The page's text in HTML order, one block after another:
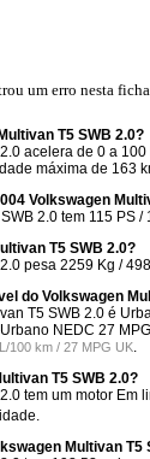
um erro nesta ficha
T5 SWB 2.0?
acelera de 0 a
máxima de 163
Volkswagen
2.0 tem 115 PS /
T5 SWB 2.0?
pesa 2259 Kg /
do Volkswagen
T5 SWB 2.0 é
NEDC 27
100 km / 27 MPG UK.
T5 SWB 2.0?
tem um motor Em
Multivan T5